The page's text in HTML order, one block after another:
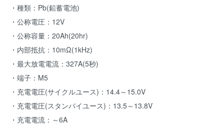
・種類：Pb(鉛蓄電池)
・公称電圧：12V
・公称容量：20Ah(20hr)
・内部抵抗：10mΩ(1kHz)
・最大放電電流：327A(5秒)
・端子：M5
・充電電圧(サイクルユース)：14.4～15.0V
・充電電圧(スタンバイユース)：13.5～13.8V
・充電電流：～6A